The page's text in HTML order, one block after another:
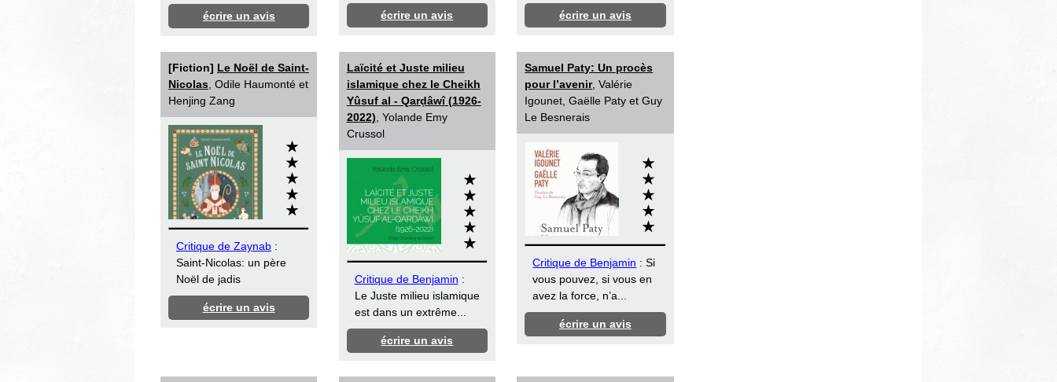
écrire un avis écrire un avis écrire un avis
[Fiction] Le Noël de Saint-
Nicolas , Odile Haumonté et
Henjing Zang
Critique de Zaynab :
Saint-Nicolas: un père
Noël de jadis
écrire un avis
Laïcité et Juste milieu
islamique chez le Cheikh
Yûsuf al - Qarḍâwî (1926-
2022) , Yolande Emy
Crussol
Critique de Benjamin :
Le Juste milieu islamique
est dans un extrême...
écrire un avis
Samuel Paty: Un procès
pour l’avenir, Valérie
Igounet, Gaëlle Paty et Guy
Le Besnerais
Critique de Benjamin : Si
vous pouvez, si vous en
avez la force, n’a...
écrire un avis